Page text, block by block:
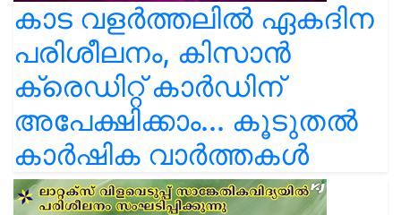
കാട വളര്‍ത്തലിൽ ഏകദിന
പരിശീലനം, കിസാൻ
ക്രെഡിറ്റ് കാർഡിന്
അപേക്ഷിക്കാം... കൂടുതൽ
കാർഷിക വാർത്തകൾ